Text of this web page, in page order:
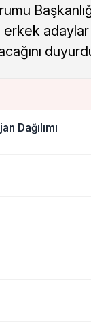
erkek
Dağılımı